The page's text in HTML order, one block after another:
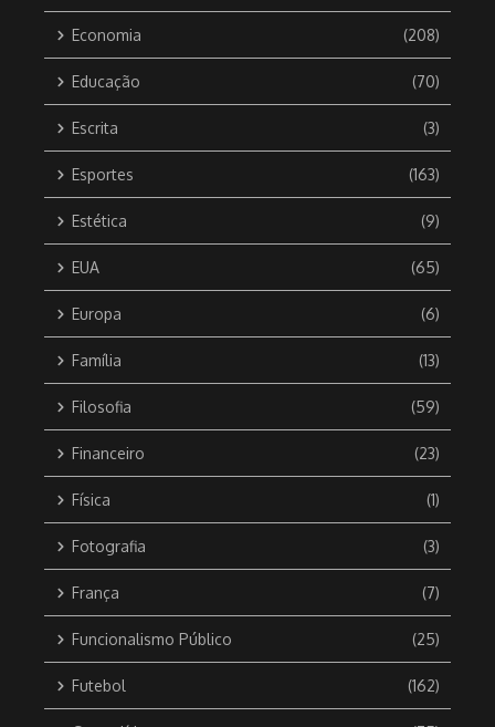
Economia (208)
Educação (70)
Escrita (3)
Esportes (163)
Estética (9)
EUA (65)
Europa (6)
Família (13)
Filosofia (59)
Financeiro (23)
Física (1)
Fotografia (3)
França (7)
Funcionalismo Público (25)
Futebol (162)